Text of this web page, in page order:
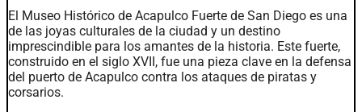
El Museo Histórico de Acapulco Fuerte de San Diego es una
de las joyas culturales de la ciudad y un destino
imprescindible para los amantes de la historia. Este fuerte,
construido en el siglo XVII, fue una pieza clave en la defensa
del puerto de Acapulco contra los ataques de piratas y
corsarios.